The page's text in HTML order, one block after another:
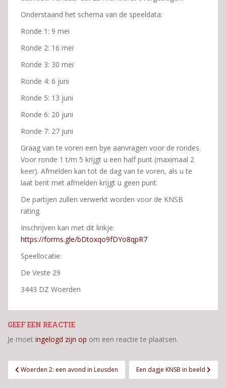
Onderstaand het schema van de speeldata:
Ronde 1: 9 mei
Ronde 2: 16 mei
Ronde 3: 30 mei
Ronde 4: 6 juni
Ronde 5: 13 juni
Ronde 6: 20 juni
Ronde 7: 27 juni
Graag van te voren een bye aanvragen voor de rondes.
Voor ronde 1 t/m 5 krijgt u een half punt (maximaal 2
keer). Afmelden kan tot de dag van te voren, als u te
laat bent met afmelden krijgt u geen punt.
De partijen zullen verwerkt worden voor de KNSB
rating.
Inschrijven kan met dit linkje:
https://forms.gle/bDtoxqo9fDYo8qpR7
Speellocatie:
De Veste 29
3443 DZ Woerden
GEEF EEN REACTIE
Je moet ingelogd zijn op om een reactie te plaatsen.
Bericht
navigatie
Woerden 2: een avond in Leusden Een dagje KNSB in beeld